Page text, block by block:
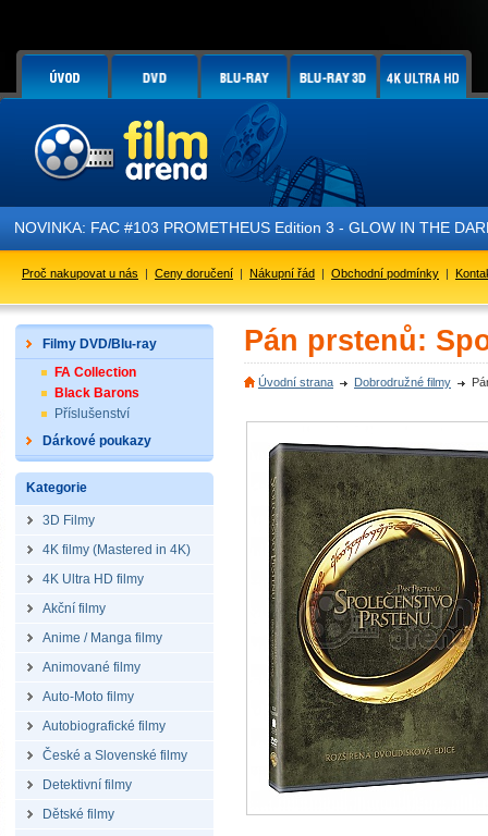
NOVINKA: FAC #103 PROMETHEUS Edition 3 - GLOW IN THE
Proč nakupovat u nás | Ceny doručení | Nákupní řád | Obchodní podmínky |
Filmy DVD/Blu-ray
FA Collection
Black Barons
Příslušenství
Dárkové poukazy
Kategorie
3D Filmy
4K filmy (Mastered in 4K)
4K Ultra HD filmy
Akční filmy
Anime / Manga filmy
Animované filmy
Auto-Moto filmy
Autobiografické filmy
České a Slovenské filmy
Detektivní filmy
Dětské filmy
Pán prstenů:
Úvodní strana Dobrodružné filmy